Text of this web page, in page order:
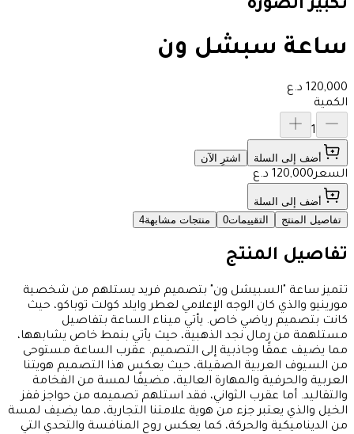
تكبير الصورة
ساعة سبشل ون
120,000 د.ع
الكمية
1
أضف إلى السلة اشترِ الآن
السعر120,000 د.ع
أضف إلى السلة
تفاصيل المنتج
التقييمات0 منتجات مشابهة4
تفاصيل المنتج
تتميز ساعة "السبيشل ون" بتصميم فريد يستلهم من شخصية
مورينيو والذي كان الوجه الإعلامي لعطر وايلد كولت توباكو، حيث
كانت بتصميم رياضي خاص. يأتي ميناء الساعة بتفاصيل
مستلهمة من رمال نجد الذهبية، حيث يأتي بنمط خاص يشابهها،
مما يضيف عمقًا وجاذبية إلى التصميم. عقرب الساعة مستوحى
من السيوف العربية الصقيلة، حيث يعكس هذا التصميم هويتنا
العربية والحرفية والمهارة العالية، مضيفًا لمسة من الفخامة
والتقاليد. أما عقرب الثواني، فقد استلهم تصميمه من حواجز قفز
الخيل والذي يعتبر جزء من هوية علامتنا التجارية، مما يضيف لمسة
من الديناميكية والحركة، كما يعكس روح المنافسة والتحدي التي